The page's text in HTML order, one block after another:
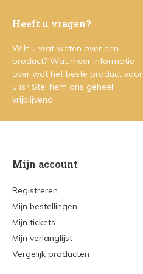
Heeft u vragen?
Wilt u wat weten over een
product? Wat meer informatie
over wat het beste product voor
u is? Stel hem ons geheel
vrijblijvend
Mijn account
Registreren
Mijn bestellingen
Mijn tickets
Mijn verlanglijst
Vergelijk producten